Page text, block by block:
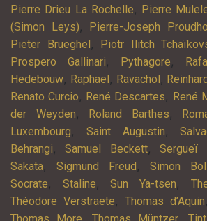
Pierre Drieu La Rochelle, Pierre
(Simon Leys), Pierre-Joseph
Pieter Brueghel , Piotr Ilitch
Prospero Gallinari, Pythagore,
Hedebouw, Raphaël , Ravachol ,
Renato Curcio, René Descartes, René
der Weyden, Roland Barthes,
Luxembourg, Saint Augustin,
Behrangi,Samuel Beckett,Sergueï
Sakata, Sigmund Freud , Simon
Socrate, Staline,Sun Ya-tsen,
Théodore Verstraete, Thomas d’Aquin,